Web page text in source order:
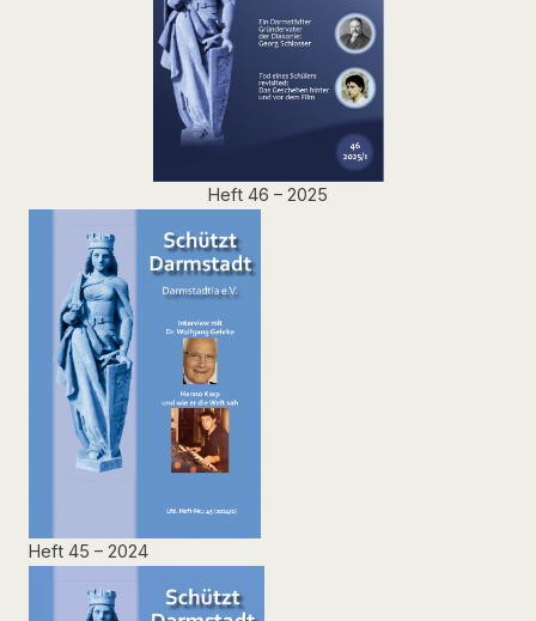
Heft 46 – 2025
Heft 45 – 2024